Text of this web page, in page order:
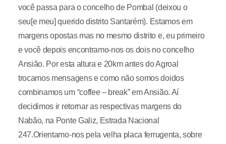
você passa para o concelho de Pombal (deixou o
seu[e meu] querido distrito Santarém). Estamos em
margens opostas mas no mesmo distrito e, eu primeiro
e você depois encontramo-nos os dois no concelho
Ansião. Por esta altura e 20km antes do Agroal
trocamos mensagens e como não somos doidos
combinamos um “coffee – break” em Ansião. Aí
decidimos ir retornar as respectivas margens do
Nabão, na Ponte Galiz, Estrada Nacional
247.Orientamo-nos pela velha placa ferrugenta, sobre